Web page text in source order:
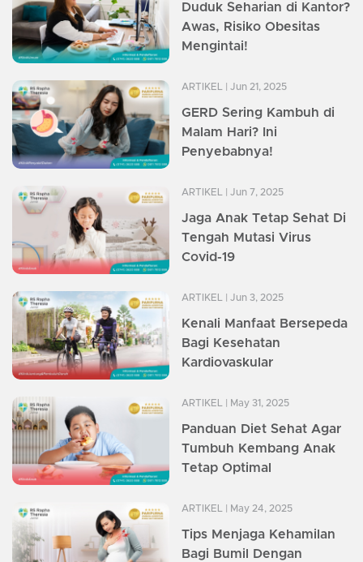
Duduk Seharian di Kantor?
Awas, Risiko Obesitas
Mengintai!
ARTIKEL | Jun 21, 2025
GERD Sering Kambuh di
Malam Hari? Ini
Penyebabnya!
ARTIKEL | Jun 7, 2025
Jaga Anak Tetap Sehat Di
Tengah Mutasi Virus
Covid-19
ARTIKEL | Jun 3, 2025
Kenali Manfaat Bersepeda
Bagi Kesehatan
Kardiovaskular
ARTIKEL | May 31, 2025
Panduan Diet Sehat Agar
Tumbuh Kembang Anak
Tetap Optimal
ARTIKEL | May 24, 2025
Tips Menjaga Kehamilan
Bagi Bumil Dengan